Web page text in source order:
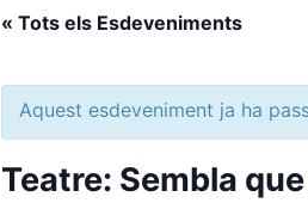
« Tots els Esdeveniments
Aquest esdeveniment ja ha
Teatre: Sembla